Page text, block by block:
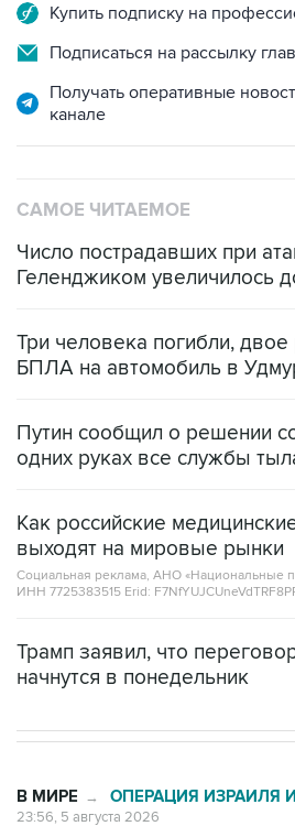
Купить подписку на
Подписаться на рассылку
Получать оперативные
канале
САМОЕ ЧИТАЕМОЕ
Число пострадавших при
Геленджиком увеличилось
Три человека погибли,
БПЛА на автомобиль в
Путин сообщил о решении
одних руках все службы
Как российские
выходят на мировые рынки
Социальная реклама, АНО «Национальные
ИНН 7725383515 Erid:
Трамп заявил, что
начнутся в понедельник
В МИРЕ → ОПЕРАЦИЯ ИЗРАИЛЯ
23:56, 5 августа 2026